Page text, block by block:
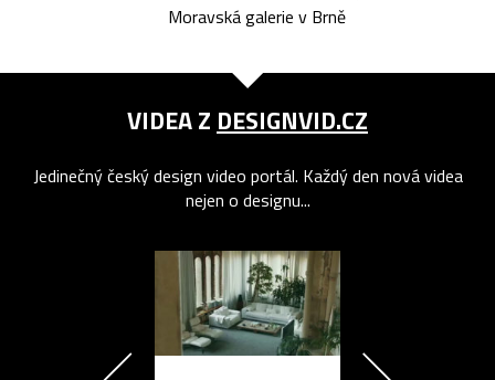
Moravská galerie v Brně
VIDEA Z DESIGNVID.CZ
Jedinečný český design video portál. Každý den nová videa
nejen o designu...